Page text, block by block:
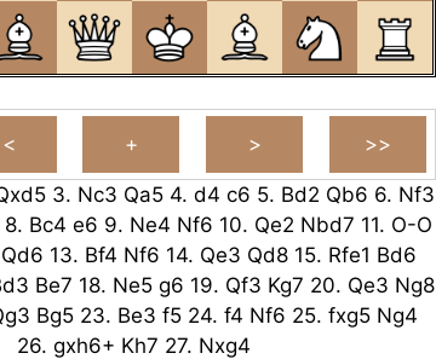
3. Nc3 Qa5 4. d4 c6 5. Bd2 Qb6 6. Nf3
8. Bc4 e6 9. Ne4 Nf6 10. Qe2 Nbd7 11. O-O
Qd6 13. Bf4 Nf6 14. Qe3 Qd8 15. Rfe1 Bd6
Be7 18. Ne5 g6 19. Qf3 Kg7 20. Qe3 Ng8
Bg5 23. Be3 f5 24. f4 Nf6 25. fxg5 Ng4
26. gxh6+ Kh7 27. Nxg4